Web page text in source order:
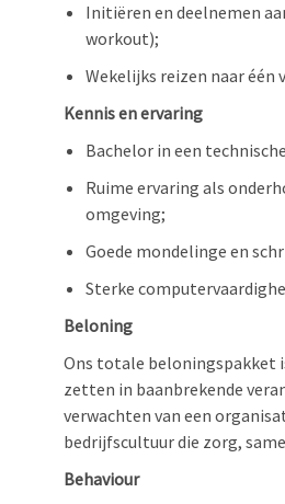
Initiëren en deelnemen
workout);
Wekelijks reizen naar één
Kennis en ervaring
Bachelor in een
Ruime ervaring als
omgeving;
Goede mondelinge en
Sterke
Beloning
Ons totale beloningspakket
zetten in baanbrekende
verwachten van een
bedrijfscultuur die zorg,
Behaviour